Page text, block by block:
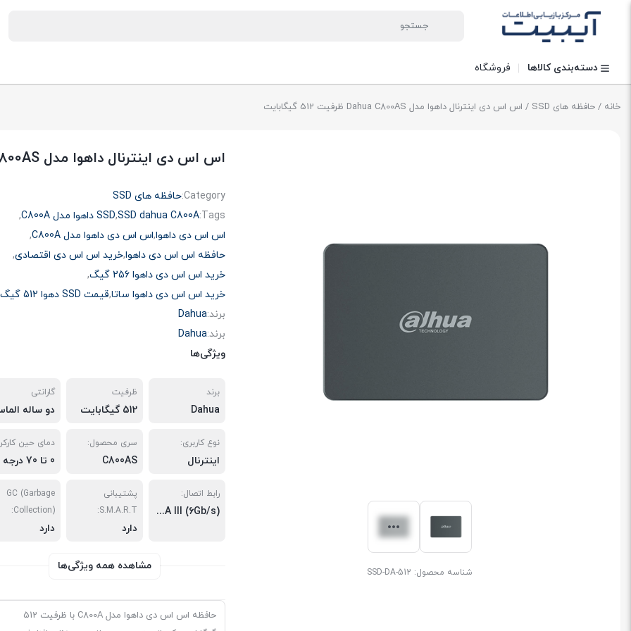
دسته‌بندی کالاها فروشگاه
خانه / حافظه های SSD / اس اس دی اینترنال داهوا مدل Dahua C800AS ظرفیت 512 گیگابایت
شناسه محصول: SSD-DA-512
اس اس دی اینترنال داهوا مدل Dahua C800AS ظرفیت 512 گیگابایت
Category:حافظه های SSD
Tags:
SSD dahua C800A
,SSD داهوا مدل C800A
,
اس اس دی داهوا,اس اس دی داهوا مدل C800A
,
حافظه اس اس دی داهوا,خرید اس اس دی اقتصادی,
خرید اس اس دی داهوا 256 گیگ
,
خرید اس اس دی داهوا ساتا,قیمت SSD دهوا 512 گیگ
برند:Dahua
برند:Dahua
ویژگی‌ها
برند
Dahua
ظرفیت
512 گیگابایت
گارانتی
دو ساله
نوع کاربری:
اینترنال
سری محصول:
C800AS
دمای حین
رابط اتصال:
(SATA III (6Gb/s
پشتیبانی
S.M.A.R.T:
دارد
GC (Garbage
Collection):
دارد
مشاهده همه ویژگی‌ها
حافظه اس اس دی داهوا مدل C800A با ظرفیت 512